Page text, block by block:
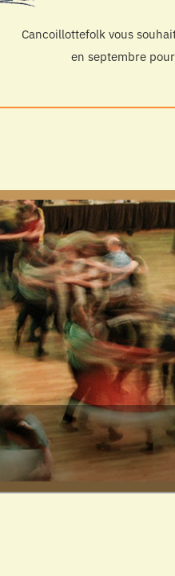
Cancoillottefolk vous
en septembre